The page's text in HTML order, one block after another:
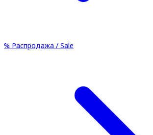
% Распродажа / Sale